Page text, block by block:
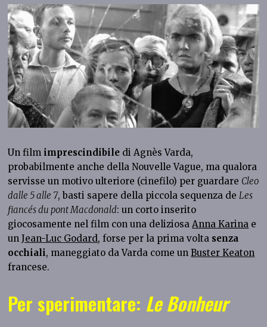
Un film imprescindibile di Agnès Varda,
probabilmente anche della Nouvelle Vague, ma qualora
servisse un motivo ulteriore (cinefilo) per guardare Cleo
dalle 5 alle 7, basti sapere della piccola sequenza deLes
fiancés du pont Macdonald: un corto inserito
giocosamente nel film con una deliziosaAnna Karina e
unJean-Luc Godard, forse per la prima volta senza
occhiali, maneggiato da Varda come unBuster Keaton
francese.
Per sperimentare: Le Bonheur